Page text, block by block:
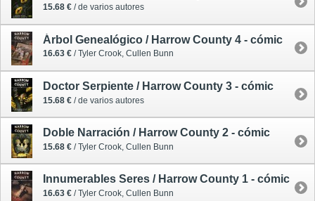
15.68 € / de varios autores
Árbol Genealógico / Harrow County 4 - cómic
16.63 € / Tyler Crook, Cullen Bunn
Doctor Serpiente / Harrow County 3 - cómic
15.68 € / de varios autores
Doble Narración / Harrow County 2 - cómic
15.68 € / Tyler Crook, Cullen Bunn
Innumerables Seres / Harrow County 1 - cómic
16.63 € / Tyler Crook, Cullen Bunn